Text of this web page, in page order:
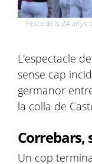
Festa dels 24 anys
L'espectacle
sense cap
germanor
la colla de
Correbars,
Un cop